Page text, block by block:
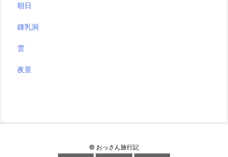
朝日
鍾乳洞
雲
夜景
© おっさん旅行記